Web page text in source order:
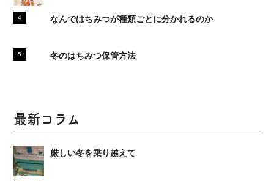
なんではちみつが種類ごとに分かれるのか
冬のはちみつ保管方法
最新コラム
厳しい冬を乗り越えて